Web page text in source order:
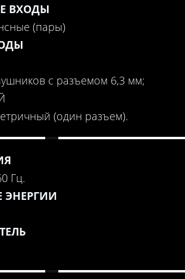
ВХОДЫ
(пары)
с разъемом 6,3 мм;
(один разъем).
Гц.
ЭНЕРГИИ